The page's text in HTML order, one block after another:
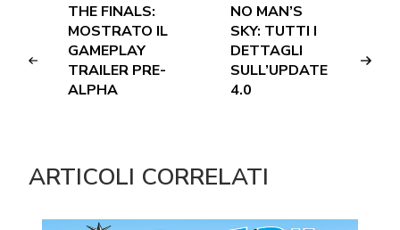
THE FINALS:
MOSTRATO IL
GAMEPLAY
TRAILER PRE-
ALPHA
NO MAN’S
SKY: TUTTI I
DETTAGLI
SULL’UPDATE
4.0
ARTICOLI CORRELATI